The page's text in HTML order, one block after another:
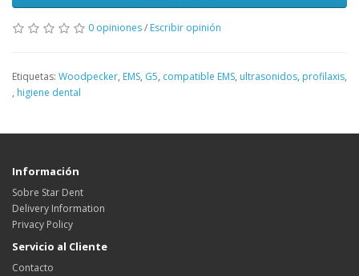
0 opiniones/ Escribir opinión
Etiquetas: Woodpecker, EMS, G5, compatible EMS, ultrasonidos, profilaxis,
, higiene dental
Información
Sobre Star Dent
Delivery Information
Privacy Policy
Servicio al Cliente
Contacto